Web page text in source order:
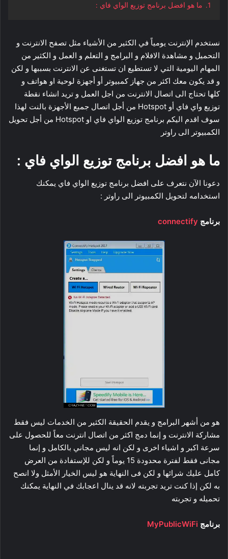
1. ما هو افضل برنامج توزيع الواي فاي :
نستخدم الإنترنت يومياً في الكثير من الأشياء مثل تصفح الانترنت و
التحميل و مشاهدة الافلام و البرامج و التعلم و العمل و الكثير من
المهام اليومية التي لا تستطيع ان تستغنى عن الانترنت بسببها و لكن
و قد يكون معك اكثر من جهاز كمبيوتر أو أجهزة لوحية او هواتف و
كلها تحتاج الى اتصال الانترنت من اجل العمل و تريد انشاء نقطة
توزيع واي فاي أو Hotspot من أجل اتصال جميع الأجهزة بالنت لهذا
سوف اقدم اليكم برنامج توزيع الواي فاي او Hotspot من أجل تحويل
الكمبيوتر الى راوتر
ما هو افضل برنامج توزيع الواي فاي :
دعونا الآن نتعرف على افضل برنامج توزيع الواي فاي يمكنك
استخدامه لتحويل الكمبيوتر الى راوتر :
برنامج connectify
هو من أشهر البرامج و يقدم الحقيقة الكثير من الخدمات ليس فقط
مشاركة الانترنت و إنما دمج اكثر من اتصال انترنت معاً للحصول على
سرعة اكبر و اشياء اخرى و لكن انه ليس مجاني بالكامل و إنما
مجانى فقط لفترة محدودة 15 يوماً و لكن للإستفادة من العرض
كامل عليك شرائها و لكن فى النهاية هو ليس الخيار الأمثل ولا انصح
به لكن إذا كنت تريد تجربته لانه قد ينال اعجابك في النهاية يمكنك
تحميله و تجربته
برنامج MyPublicWiFi